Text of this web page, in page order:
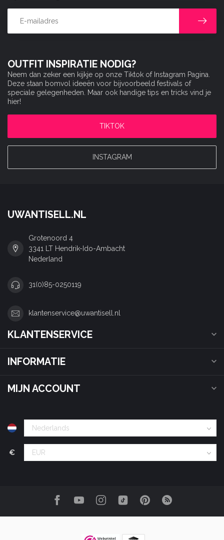
OUTFIT INSPIRATIE NODIG?
Neem dan zeker een kijkje op onze Tiktok of Instagram Pagina.
Deze staan bomvol ideeën voor bijvoorbeeld festivals of
speciale gelegenheden. Maar ook handige tips en tricks vind je
hier!
TIKTOK
INSTAGRAM
UWANTISELL.NL
Grotenoord 4
3341 LT Hendrik-Ido-Ambacht
Nederland
31(0)85-0250119
klantenservice@uwantisell.nl
KLANTENSERVICE
INFORMATIE
MIJN ACCOUNT
€